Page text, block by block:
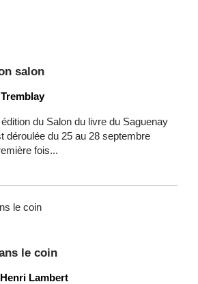
salon
du Salon du livre du Saguenay
déroulée du 25 au 28 septembre
fois...
le coin
Lambert